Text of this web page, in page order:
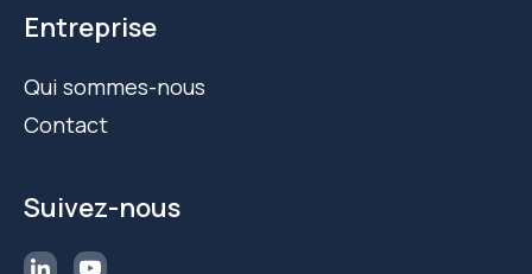
Entreprise
Qui sommes-nous
Contact
Suivez-nous